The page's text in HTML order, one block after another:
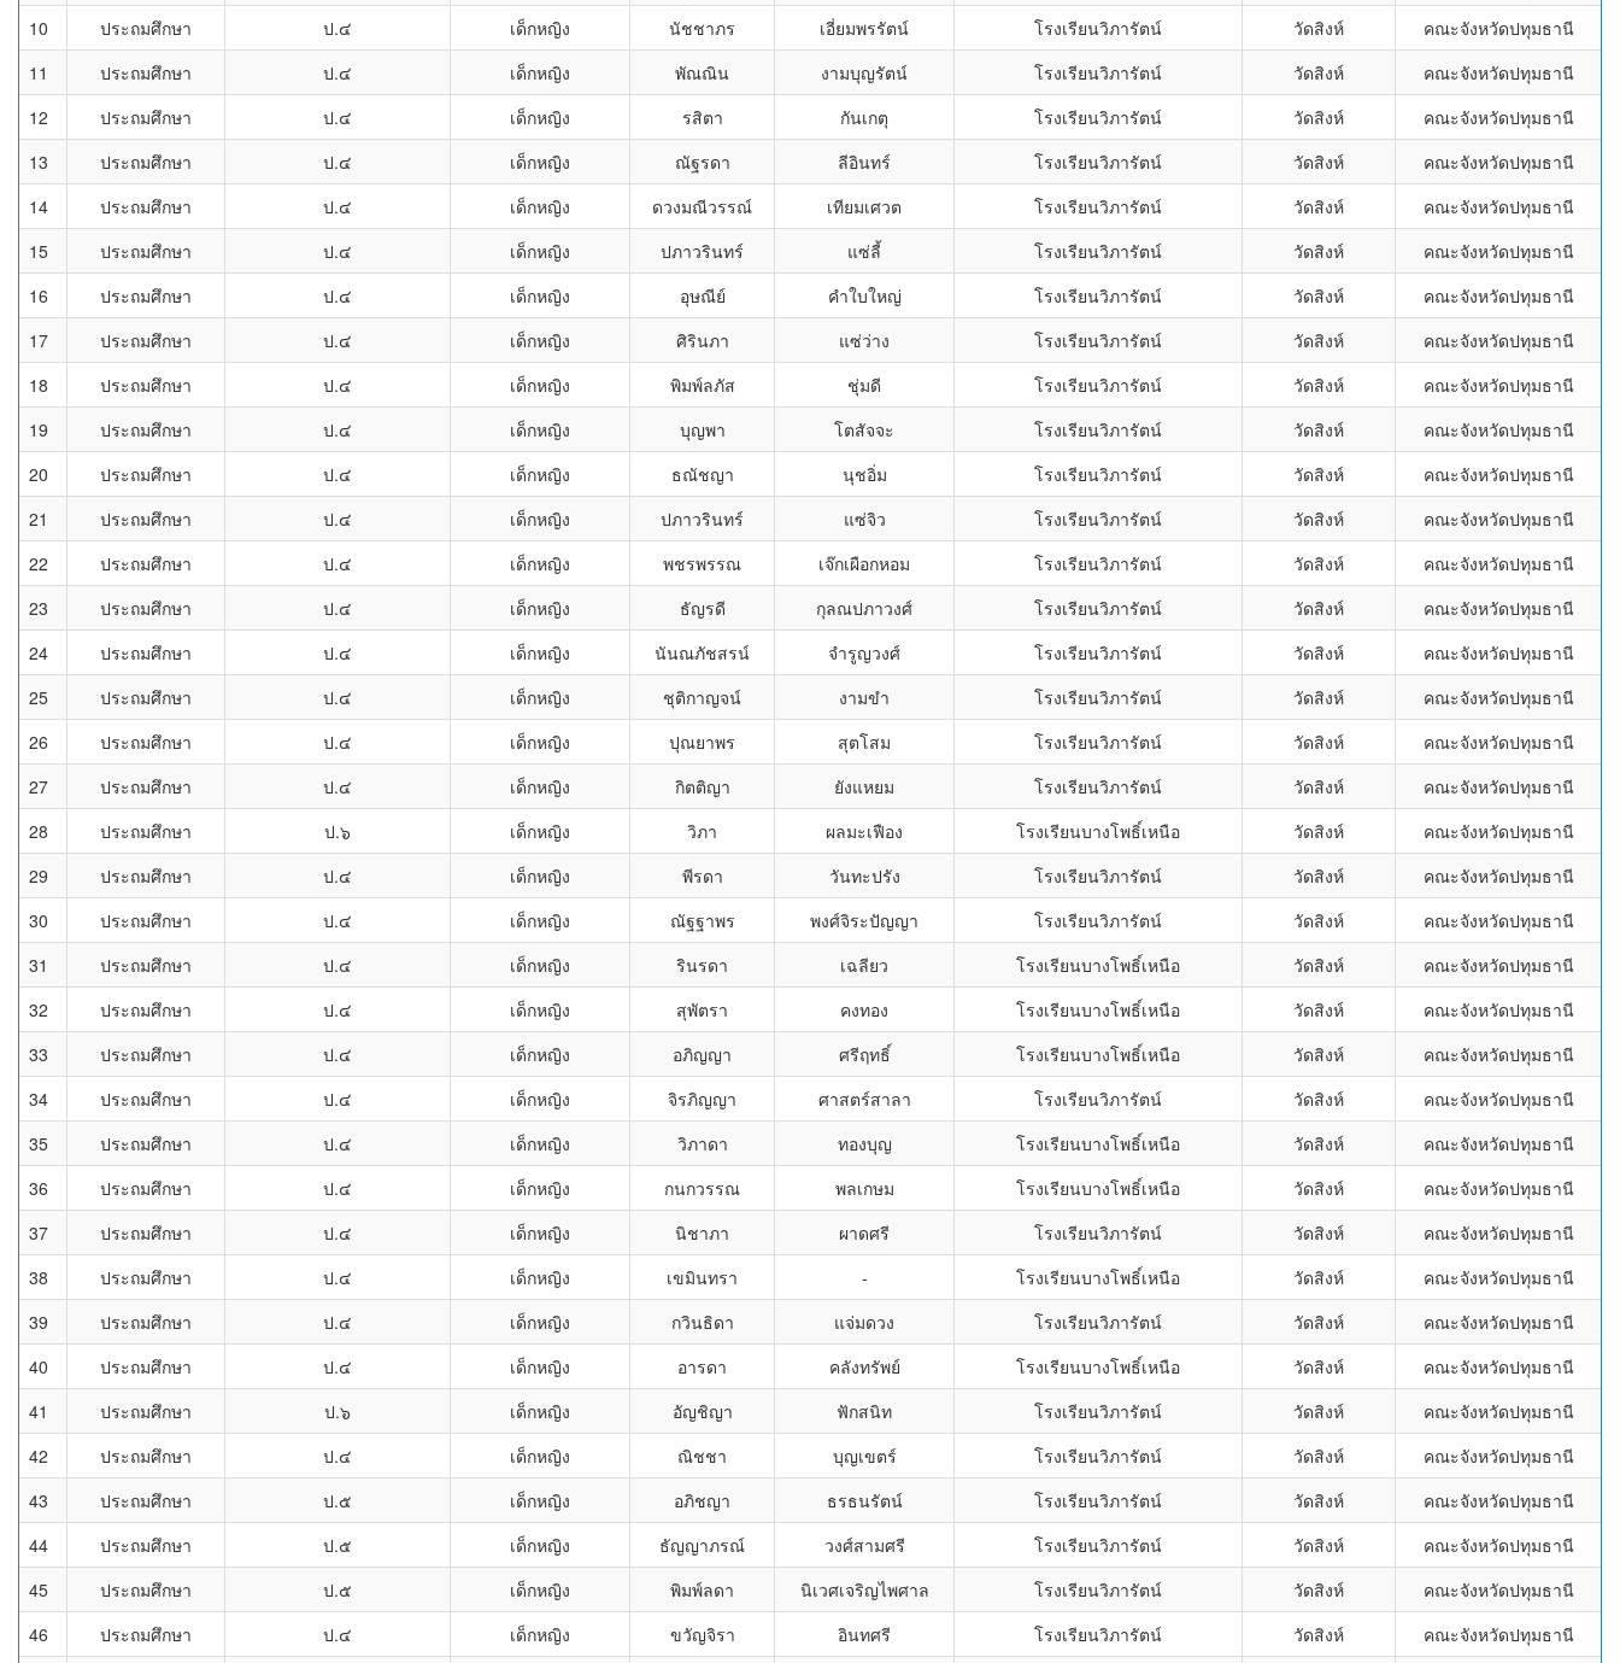
10
ประถมศึกษา ป.๔ เด็กหญิง นัชชาภร เอี่ยมพรรัตน์ โรงเรียนวิภารัตน์ วัดสิงห์
คณะจังหวัดปทุมธานี
11
ประถมศึกษา ป.๔ เด็กหญิง พัณณิน งามบุญรัตน์ โรงเรียนวิภารัตน์ วัดสิงห์
คณะจังหวัดปทุมธานี
12
ประถมศึกษา ป.๔ เด็กหญิง รสิตา กันเกตุ โรงเรียนวิภารัตน์ วัดสิงห์
คณะจังหวัดปทุมธานี
13
ประถมศึกษา ป.๔ เด็กหญิง ณัฐรดา ลีอินทร์ โรงเรียนวิภารัตน์ วัดสิงห์
คณะจังหวัดปทุมธานี
14
ประถมศึกษา ป.๔ เด็กหญิง ดวงมณีวรรณ์ เทียมเศวต โรงเรียนวิภารัตน์ วัดสิงห์
คณะจังหวัดปทุมธานี
15
ประถมศึกษา ป.๔ เด็กหญิง ปภาวรินทร์ แซ่ลี้ โรงเรียนวิภารัตน์ วัดสิงห์
คณะจังหวัดปทุมธานี
16
ประถมศึกษา ป.๔ เด็กหญิง อุษณีย์ คำใบใหญ่ โรงเรียนวิภารัตน์ วัดสิงห์
คณะจังหวัดปทุมธานี
17
ประถมศึกษา ป.๔ เด็กหญิง ศิรินภา แซ่ว่าง โรงเรียนวิภารัตน์ วัดสิงห์
คณะจังหวัดปทุมธานี
18
ประถมศึกษา ป.๔ เด็กหญิง พิมพ์ลภัส ชุ่มดี โรงเรียนวิภารัตน์ วัดสิงห์
คณะจังหวัดปทุมธานี
19
ประถมศึกษา ป.๔ เด็กหญิง บุญพา โตสัจจะ โรงเรียนวิภารัตน์ วัดสิงห์
คณะจังหวัดปทุมธานี
20
ประถมศึกษา ป.๔ เด็กหญิง ธณัชญา นุชอิ่ม โรงเรียนวิภารัตน์ วัดสิงห์
คณะจังหวัดปทุมธานี
21
ประถมศึกษา ป.๔ เด็กหญิง ปภาวรินทร์ แซ่จิว โรงเรียนวิภารัตน์ วัดสิงห์
คณะจังหวัดปทุมธานี
22
ประถมศึกษา ป.๔ เด็กหญิง พชรพรรณ เจ๊กเผือกหอม โรงเรียนวิภารัตน์ วัดสิงห์
คณะจังหวัดปทุมธานี
23
ประถมศึกษา ป.๔ เด็กหญิง ธัญรดี กุลณปภาวงศ์ โรงเรียนวิภารัตน์ วัดสิงห์
คณะจังหวัดปทุมธานี
24
ประถมศึกษา ป.๔ เด็กหญิง นันณภัชสรน์ จำรูญวงศ์ โรงเรียนวิภารัตน์ วัดสิงห์
คณะจังหวัดปทุมธานี
25
ประถมศึกษา ป.๔ เด็กหญิง ชุติกาญจน์ งามขำ โรงเรียนวิภารัตน์ วัดสิงห์
คณะจังหวัดปทุมธานี
26
ประถมศึกษา ป.๔ เด็กหญิง ปุณยาพร สุตโสม โรงเรียนวิภารัตน์ วัดสิงห์
คณะจังหวัดปทุมธานี
27
ประถมศึกษา ป.๔ เด็กหญิง กิตติญา ยังแหยม โรงเรียนวิภารัตน์ วัดสิงห์
คณะจังหวัดปทุมธานี
28
ประถมศึกษา ป.๖ เด็กหญิง วิภา ผลมะเฟือง โรงเรียนบางโพธิ์เหนือ วัดสิงห์
คณะจังหวัดปทุมธานี
29
ประถมศึกษา ป.๔ เด็กหญิง พีรดา วันทะปรัง โรงเรียนวิภารัตน์ วัดสิงห์
คณะจังหวัดปทุมธานี
30
ประถมศึกษา ป.๔ เด็กหญิง ณัฐฐาพร พงศ์จิระปัญญา โรงเรียนวิภารัตน์ วัดสิงห์
คณะจังหวัดปทุมธานี
31
ประถมศึกษา ป.๔ เด็กหญิง รินรดา เฉลียว โรงเรียนบางโพธิ์เหนือ วัดสิงห์
คณะจังหวัดปทุมธานี
32
ประถมศึกษา ป.๔ เด็กหญิง สุพัตรา คงทอง โรงเรียนบางโพธิ์เหนือ วัดสิงห์
คณะจังหวัดปทุมธานี
33
ประถมศึกษา ป.๔ เด็กหญิง อภิญญา ศรีฤทธิ์ โรงเรียนบางโพธิ์เหนือ วัดสิงห์
คณะจังหวัดปทุมธานี
34
ประถมศึกษา ป.๔ เด็กหญิง จิรภิญญา ศาสตร์สาลา โรงเรียนวิภารัตน์ วัดสิงห์
คณะจังหวัดปทุมธานี
35
ประถมศึกษา ป.๔ เด็กหญิง วิภาดา ทองบุญ โรงเรียนบางโพธิ์เหนือ วัดสิงห์
คณะจังหวัดปทุมธานี
36
ประถมศึกษา ป.๔ เด็กหญิง กนกวรรณ พลเกษม โรงเรียนบางโพธิ์เหนือ วัดสิงห์
คณะจังหวัดปทุมธานี
37
ประถมศึกษา ป.๔ เด็กหญิง นิชาภา ผาดศรี โรงเรียนวิภารัตน์ วัดสิงห์
คณะจังหวัดปทุมธานี
38
ประถมศึกษา ป.๔ เด็กหญิง เขมินทรา - โรงเรียนบางโพธิ์เหนือ วัดสิงห์
คณะจังหวัดปทุมธานี
39
ประถมศึกษา ป.๔ เด็กหญิง กวินธิดา แจ่มดวง โรงเรียนวิภารัตน์ วัดสิงห์
คณะจังหวัดปทุมธานี
40
ประถมศึกษา ป.๔ เด็กหญิง อารดา คลังทรัพย์ โรงเรียนบางโพธิ์เหนือ วัดสิงห์
คณะจังหวัดปทุมธานี
41
ประถมศึกษา ป.๖ เด็กหญิง อัญชิญา ฟักสนิท โรงเรียนวิภารัตน์ วัดสิงห์
คณะจังหวัดปทุมธานี
42
ประถมศึกษา ป.๔ เด็กหญิง ณิชชา บุญเขตร์ โรงเรียนวิภารัตน์ วัดสิงห์
คณะจังหวัดปทุมธานี
43
ประถมศึกษา ป.๕ เด็กหญิง อภิชญา ธรธนรัตน์ โรงเรียนวิภารัตน์ วัดสิงห์
คณะจังหวัดปทุมธานี
44
ประถมศึกษา ป.๕ เด็กหญิง ธัญญาภรณ์ วงศ์สามศรี โรงเรียนวิภารัตน์ วัดสิงห์
คณะจังหวัดปทุมธานี
45
ประถมศึกษา ป.๕ เด็กหญิง พิมพ์ลดา นิเวศเจริญไพศาล โรงเรียนวิภารัตน์ วัดสิงห์
คณะจังหวัดปทุมธานี
46
ประถมศึกษา ป.๔ เด็กหญิง ขวัญจิรา อินทศรี โรงเรียนวิภารัตน์ วัดสิงห์ คณะจังหวัดปทุมธานี